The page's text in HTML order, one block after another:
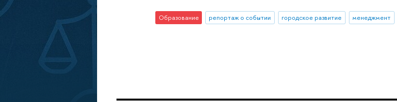
Образование репортаж о событии городское развитие менеджмент